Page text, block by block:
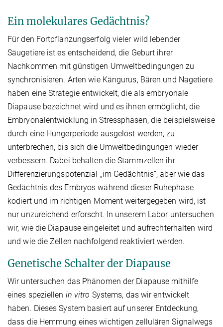
Ein molekulares Gedächtnis?
Für den Fortpflanzungserfolg vieler wild lebender
Säugetiere ist es entscheidend, die Geburt ihrer
Nachkommen mit günstigen Umweltbedingungen zu
synchronisieren. Arten wie Kängurus, Bären und Nagetiere
haben eine Strategie entwickelt, die als embryonale
Diapause bezeichnet wird und es ihnen ermöglicht, die
Embryonalentwicklung in Stressphasen, die beispielsweise
durch eine Hungerperiode ausgelöst werden, zu
unterbrechen, bis sich die Umweltbedingungen wieder
verbessern. Dabei behalten die Stammzellen ihr
Differenzierungspotenzial „im Gedächtnis“, aber wie das
Gedächtnis des Embryos während dieser Ruhephase
kodiert und im richtigen Moment weitergegeben wird, ist
nur unzureichend erforscht. In unserem Labor untersuchen
wir, wie die Diapause eingeleitet und aufrechterhalten wird
und wie die Zellen nachfolgend reaktiviert werden.
Genetische Schalter der Diapause
Wir untersuchen das Phänomen der Diapause mithilfe
eines speziellen in vitro Systems, das wir entwickelt
haben. Dieses System basiert auf unserer Entdeckung,
dass die Hemmung eines wichtigen zellulären Signalwegs